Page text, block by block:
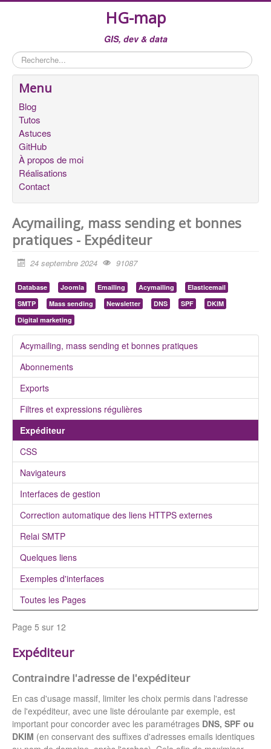
HG-map
GIS, dev & data
Rechercher
Menu
Blog
Tutos
Astuces
GitHub
À propos de moi
Réalisations
Contact
Acymailing, mass sending et bonnes
pratiques - Expéditeur
24 septembre 2024 91087
Database Joomla Emailing Acymailing
Elasticemail
SMTP
Mass sending Newsletter DNS SPF
DKIM
Digital marketing
Acymailing, mass sending et bonnes pratiques
Abonnements
Exports
Filtres et expressions régulières
Expéditeur
CSS
Navigateurs
Interfaces de gestion
Correction automatique des liens HTTPS externes
Relai SMTP
Quelques liens
Exemples d'interfaces
Toutes les Pages
Page 5 sur 12
Expéditeur
Contraindre l'adresse de l'expéditeur
En cas d'usage massif, limiter les choix permis dans l'adresse
de l'expéditeur, avec une liste déroulante par exemple, est
important pour concorder avec les paramétrages DNS, SPF ou
DKIM (en conservant des suffixes d'adresses emails identiques